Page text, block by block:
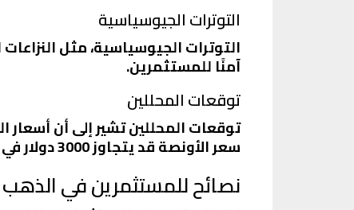
التوترات الجيوسياسية
التوترات الجيوسياسية، مثل
آمنًا للمستثمرين.
توقعات المحللين
توقعات المحللين تشير إلى أن
سعر الأونصة قد يتجاوز 3000 دولار في نهاية عام 2025، مما يعكس الطلب المتزايد على المعدن النفيس.
نصائح للمستثمرين في الذهب